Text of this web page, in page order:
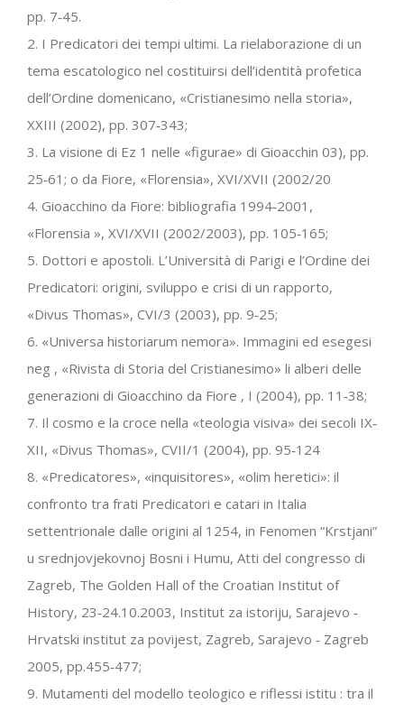
pp. 7‐45.
2. I Predicatori dei tempi ultimi. La rielaborazione di un
tema escatologico nel costituirsi dell’identità profetica
dell’Ordine domenicano, «Cristianesimo nella storia»,
XXIII (2002), pp. 307‐343;
3. La visione di Ez 1 nelle «figurae» di Gioacchin 03), pp.
25‐61; o da Fiore, «Florensia», XVI/XVII (2002/20
4. Gioacchino da Fiore: bibliografia 1994‐2001,
«Florensia », XVI/XVII (2002/2003), pp. 105‐165;
5. Dottori e apostoli. L’Università di Parigi e l’Ordine dei
Predicatori: origini, sviluppo e crisi di un rapporto,
«Divus Thomas», CVI/3 (2003), pp. 9‐25;
6. «Universa historiarum nemora». Immagini ed esegesi
neg , «Rivista di Storia del Cristianesimo» li alberi delle
generazioni di Gioacchino da Fiore , I (2004), pp. 11‐38;
7. Il cosmo e la croce nella «teologia visiva» dei secoli IX‐
XII, «Divus Thomas», CVII/1 (2004), pp. 95‐124
8. «Predicatores», «inquisitores», «olim heretici»: il
confronto tra frati Predicatori e catari in Italia
settentrionale dalle origini al 1254, in Fenomen “Krstjani”
u srednjovjekovnoj Bosni i Humu, Atti del congresso di
Zagreb, The Golden Hall of the Croatian Institut of
History, 23‐24.10.2003, Institut za istoriju, Sarajevo ‐
Hrvatski institut za povijest, Zagreb, Sarajevo ‐ Zagreb
2005, pp.455‐477;
9. Mutamenti del modello teologico e riflessi istitu : tra il